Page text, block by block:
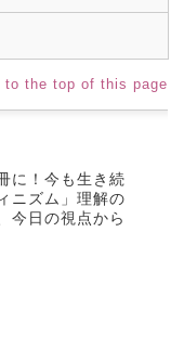
to the top of this page
に！今も生き続
ニズム」理解の
今日の視点から